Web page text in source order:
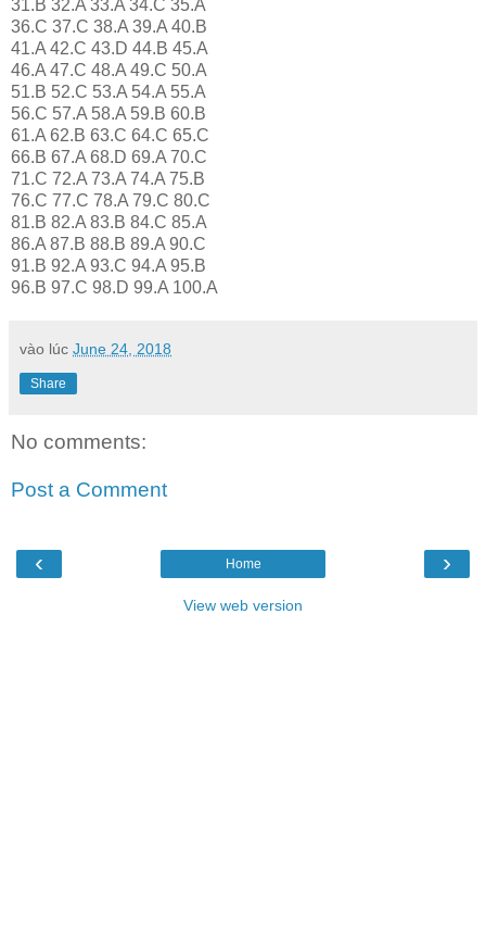
31.B 32.A 33.A 34.C 35.A
36.C 37.C 38.A 39.A 40.B
41.A 42.C 43.D 44.B 45.A
46.A 47.C 48.A 49.C 50.A
51.B 52.C 53.A 54.A 55.A
56.C 57.A 58.A 59.B 60.B
61.A 62.B 63.C 64.C 65.C
66.B 67.A 68.D 69.A 70.C
71.C 72.A 73.A 74.A 75.B
76.C 77.C 78.A 79.C 80.C
81.B 82.A 83.B 84.C 85.A
86.A 87.B 88.B 89.A 90.C
91.B 92.A 93.C 94.A 95.B
96.B 97.C 98.D 99.A 100.A
vào lúc June 24, 2018
Share
No comments:
Post a Comment
‹ ›
Home
View web version